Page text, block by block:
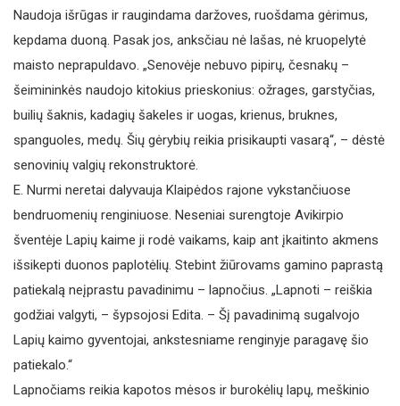
Naudoja išrūgas ir raugindama daržoves, ruošdama gėrimus,
kepdama duoną. Pasak jos, anksčiau nė lašas, nė kruopelytė
maisto neprapuldavo. „Senovėje nebuvo pipirų, česnakų –
šeimininkės naudojo kitokius prieskonius: ožrages, garstyčias,
builių šaknis, kadagių šakeles ir uogas, krienus, bruknes,
spanguoles, medų. Šių gėrybių reikia prisikaupti vasarą“, – dėstė
senovinių valgių rekonstruktorė.
E. Nurmi neretai dalyvauja Klaipėdos rajone vykstančiuose
bendruomenių renginiuose. Neseniai surengtoje Avikirpio
šventėje Lapių kaime ji rodė vaikams, kaip ant įkaitinto akmens
išsikepti duonos paplotėlių. Stebint žiūrovams gamino paprastą
patiekalą neįprastu pavadinimu – lapnočius. „Lapnoti – reiškia
godžiai valgyti, – šypsojosi Edita. – Šį pavadinimą sugalvojo
Lapių kaimo gyventojai, ankstesniame renginyje paragavę šio
patiekalo.“
Lapnočiams reikia kapotos mėsos ir burokėlių lapų, meškinio